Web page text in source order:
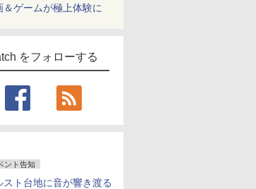
＆ゲームが極上体験に
をフォローする
ント告知
スト台地に音が響き渡る